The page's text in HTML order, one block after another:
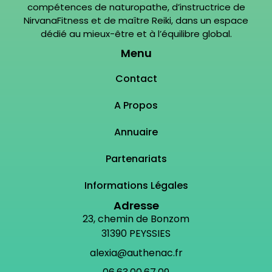
compétences de naturopathe, d’instructrice de
NirvanaFitness et de maître Reiki, dans un espace
dédié au mieux-être et à l’équilibre global.
Menu
Contact
A Propos
Annuaire
Partenariats
Informations Légales
Adresse
23, chemin de Bonzom
31390 PEYSSIES
alexia@authenac.fr